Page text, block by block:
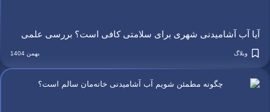
آیا آب آشامیدنی شهری برای سلامتی کافی است؟ بررسی علمی
وبلاگ بهمن 1404